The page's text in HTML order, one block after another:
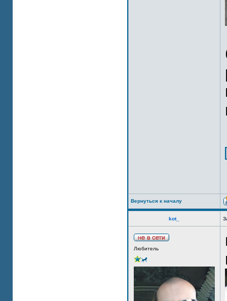
Вернуться к началу
kot_
Любитель